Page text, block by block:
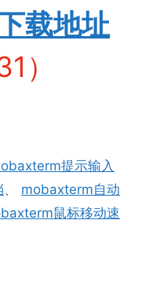
载地址
）
提示输入
、 mobaxterm自动
鼠标移动速